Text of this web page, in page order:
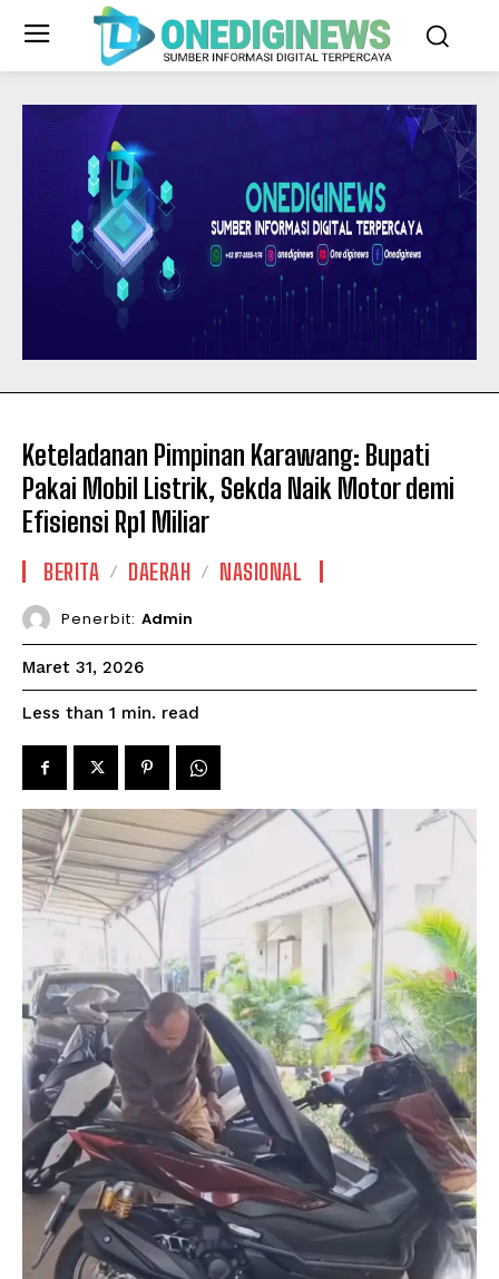
Keteladanan Pimpinan Karawang: Bupati
Pakai Mobil Listrik, Sekda Naik Motor demi
Efisiensi Rp1 Miliar
BERITA DAERAH NASIONAL
Penerbit: Admin
Maret 31, 2026
Less than 1 min. read